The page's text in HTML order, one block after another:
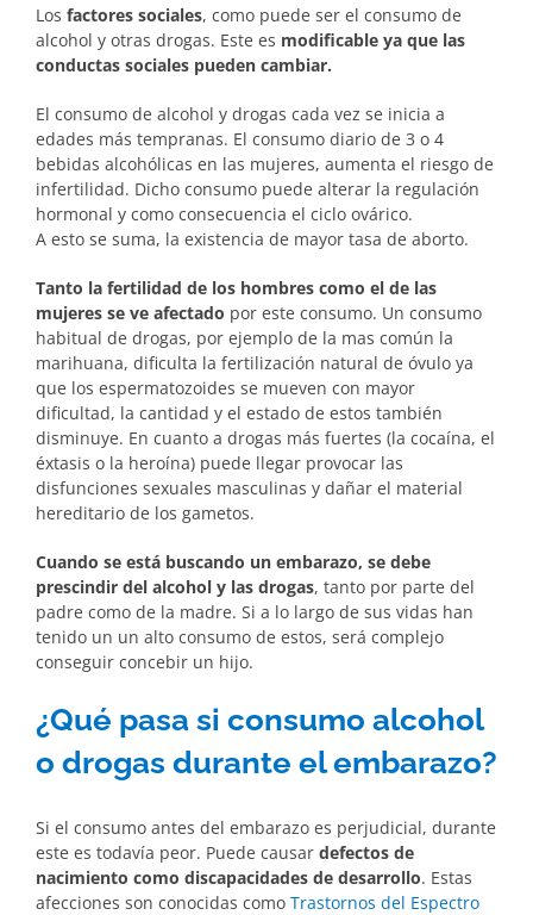
Los factores sociales, como puede ser el consumo de
alcohol y otras drogas. Este es modificable ya que las
conductas sociales pueden cambiar.
El consumo de alcohol y drogas cada vez se inicia a
edades más tempranas. El consumo diario de 3 o 4
bebidas alcohólicas en las mujeres, aumenta el riesgo de
infertilidad. Dicho consumo puede alterar la regulación
hormonal y como consecuencia el ciclo ovárico.
A esto se suma, la existencia de mayor tasa de aborto.
Tanto la fertilidad de los hombres como el de las
mujeres se ve afectado por este consumo. Un consumo
habitual de drogas, por ejemplo de la mas común la
marihuana, dificulta la fertilización natural de óvulo ya
que los espermatozoides se mueven con mayor
dificultad, la cantidad y el estado de estos también
disminuye. En cuanto a drogas más fuertes (la cocaína, el
éxtasis o la heroína) puede llegar provocar las
disfunciones sexuales masculinas y dañar el material
hereditario de los gametos.
Cuando se está buscando un embarazo, se debe
prescindir del alcohol y las drogas, tanto por parte del
padre como de la madre. Si a lo largo de sus vidas han
tenido un un alto consumo de estos, será complejo
conseguir concebir un hijo.
¿Qué pasa si consumo alcohol
o drogas durante el embarazo?
Si el consumo antes del embarazo es perjudicial, durante
este es todavía peor. Puede causar defectos de
nacimiento como discapacidades de desarrollo. Estas
afecciones son conocidas como Trastornos del Espectro